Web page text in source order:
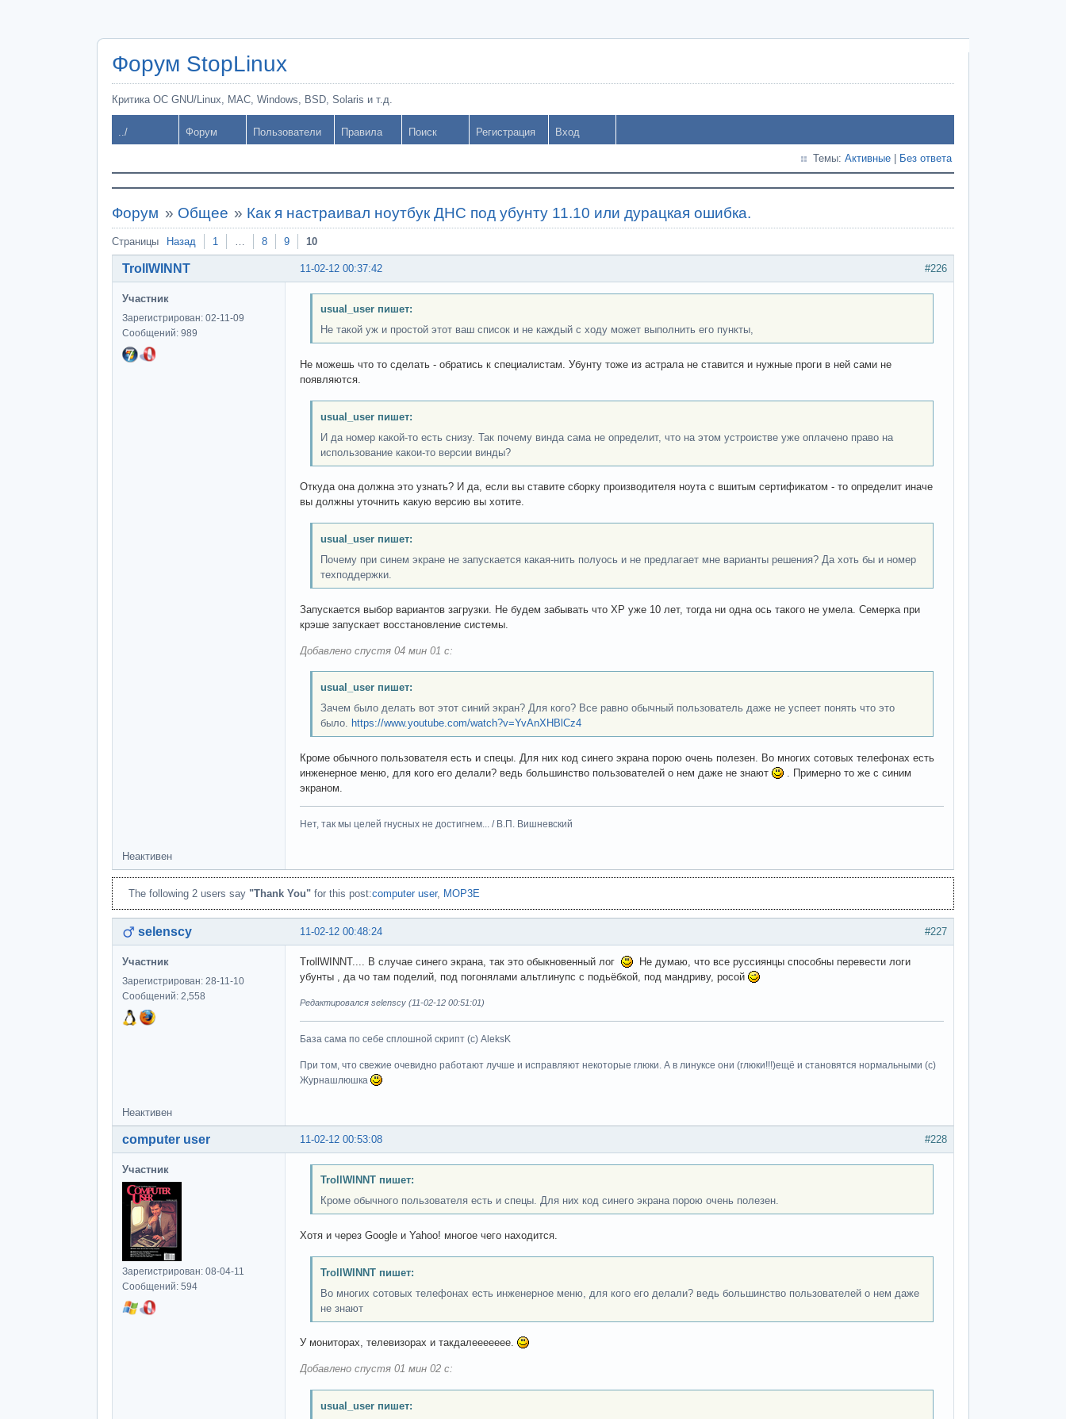
Форум StopLinux
Критика ОС GNU/Linux, MAC, Windows, BSD, Solaris и т.д.
../ Форум Пользователи Правила Поиск Регистрация Вход
Темы: Активные Без ответа
Форум » Общее » Как я настраивал ноутбук ДНС под убунту 11.10 или дурацкая ошибка.
Страницы Назад 1 … 8 9 10
#226
11-02-12 00:37:42
TrollWINNT
Участник
Зарегистрирован: 02-11-09
Сообщений: 989
usual_user пишет:
Не такой уж и простой этот ваш список и не каждый с ходу может выполнить его пункты,
Не можешь что то сделать - обратись к специалистам. Убунту тоже из астрала не ставится и нужные проги в ней сами не
появляются.
usual_user пишет:
И да номер какой-то есть снизу. Так почему винда сама не определит, что на этом устроистве уже оплачено право на
использование какои-то версии винды?
Откуда она должна это узнать? И да, если вы ставите сборку производителя ноута с вшитым сертификатом - то определит иначе
вы должны уточнить какую версию вы хотите.
usual_user пишет:
Почему при синем экране не запускается какая-нить полуось и не предлагает мне варианты решения? Да хоть бы и номер
техподдержки.
Запускается выбор вариантов загрузки. Не будем забывать что XP уже 10 лет, тогда ни одна ось такого не умела. Семерка при
крэше запускает восстановление системы.
Добавлено спустя 04 мин 01 с:
usual_user пишет:
Зачем было делать вот этот синий экран? Для кого? Все равно обычный пользователь даже не успеет понять что это
было. https://www.youtube.com/watch?v=YvAnXHBlCz4
Кроме обычного пользователя есть и спецы. Для них код синего экрана порою очень полезен. Во многих сотовых телефонах есть
инженерное меню, для кого его делали? ведь большинство пользователей о нем даже не знают
. Примерно то же с синим
экраном.
Нет, так мы целей гнусных не достигнем... / В.П. Вишневский
Неактивен
The following 2 users say "Thank You" for this post:computer user, MOP3E
#227
11-02-12 00:48:24
selenscy
Участник
Зарегистрирован: 28-11-10
Сообщений: 2,558
TrollWINNT.... В случае синего экрана, так это обыкновенный лог
Не думаю, что все руссиянцы способны перевести логи
убунты , да чо там поделий, под погонялами альтлинупс с подьёбкой, под мандриву, росой
Редактировался selenscy (11-02-12 00:51:01)
База сама по себе сплошной скрипт (с) AleksK
При том, что свежие очевидно работают лучше и исправляют некоторые глюки. А в линуксе они (глюки!!!)ещё и становятся нормальными (c)
Журнашлюшка
Неактивен
#228
11-02-12 00:53:08
computer user
Участник
Зарегистрирован: 08-04-11
Сообщений: 594
TrollWINNT пишет:
Кроме обычного пользователя есть и спецы. Для них код синего экрана порою очень полезен.
Хотя и через Google и Yahoo! многое чего находится.
TrollWINNT пишет:
Во многих сотовых телефонах есть инженерное меню, для кого его делали? ведь большинство пользователей о нем даже
не знают
У мониторах, телевизорах и такдалеееееее.
Добавлено спустя 01 мин 02 с:
usual_user пишет: